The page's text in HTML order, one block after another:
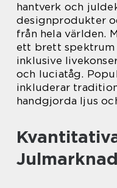
hantverk och
designprodukter
från hela världen.
ett brett spektrum
inklusive
och luciatåg.
inkluderar
handgjorda ljus